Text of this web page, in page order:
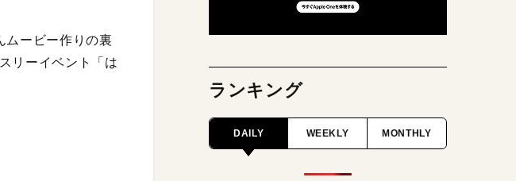
ムービー作りの裏
リーイベント「は
ランキング
DAILY WEEKLY MONTHLY